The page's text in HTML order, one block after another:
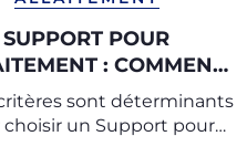
SUPPORT POUR
: COMMENT
ET LEQUEL
CHOISIR
sont déterminants
choisir un Support pour